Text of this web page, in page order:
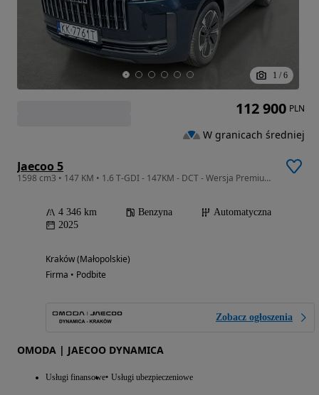
1 / 6
Jaecoo 5
1598 cm3 • 147 KM • 1.6 T-GDI - 147KM - DCT - Wersja Premium! Rok produkcji 2025!
4 346 km Benzyna
Automatyczna
2025
Kraków (Małopolskie)
Firma • Podbite
Zobacz ogłoszenia
OMODA | JAECOO DYNAMICA
Usługi finansowe Usługi ubezpieczeniowe
112 900 PLN
W granicach średniej